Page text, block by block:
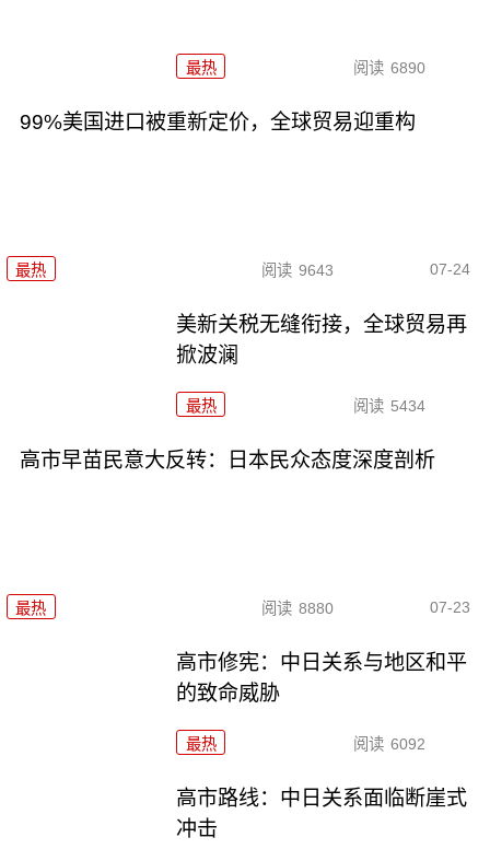
最热 阅读 6890
99%美国进口被重新定价，全球贸易迎重构
最热 阅读 9643 07-24
美新关税无缝衔接，全球贸易再
掀波澜
最热 阅读 5434
高市早苗民意大反转：日本民众态度深度剖析
最热 阅读 8880 07-23
高市修宪：中日关系与地区和平
的致命威胁
最热 阅读 6092
高市路线：中日关系面临断崖式
冲击